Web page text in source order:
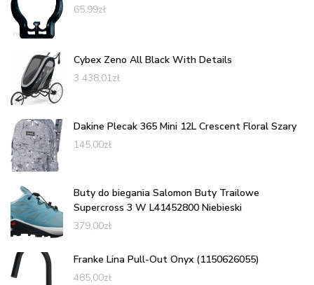
65,99zł
Cybex Zeno All Black With Details
3 438,01zł
Dakine Plecak 365 Mini 12L Crescent Floral Szary
145,00zł
Buty do biegania Salomon Buty Trailowe
Supercross 3 W L41452800 Niebieski
379,00zł
Franke Lina Pull-Out Onyx (1150626055)
485,00zł